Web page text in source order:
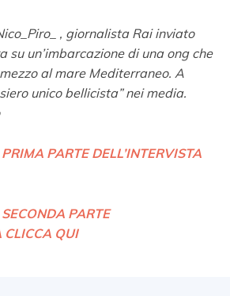
, giornalista Rai inviato
su un’imbarcazione di una ong che
al mare Mediterraneo. A
unico bellicista” nei media.
PARTE DELL’INTERVISTA
PARTE
CLICCA QUI